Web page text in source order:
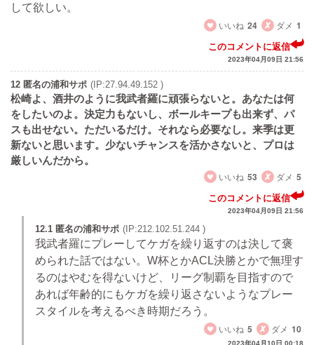
して欲しい。
いいね 24 ダメ 1
このコメントに返信
2023年04月09日 21:56
12 匿名の浦和サポ (IP:27.94.49.152 )
松崎よ、酒井のように我武者羅に頑張らないと。あなたは何
をしたいのよ。決定力もないし、ボールキープも出来ず、パ
スも出せない。ただいるだけ。それなら必要なし。来季は更
新ないと思います。少ないチャンスを活かさないと、プロは
厳しいんだから。
いいね 53 ダメ 5
このコメントに返信
2023年04月09日 21:56
12.1 匿名の浦和サポ (IP:212.102.51.244 )
我武者羅にプレーしてケガを繰り返すのは決して褒
められた話ではない。W杯とかACL決勝とかで無理す
るのはやむを得ないけど、リーグ制覇を目指すので
あれば年齢的にもケガを繰り返さないようなプレー
スタイルを考えるべき時期だろう。
いいね 5 ダメ 10
2023年04月10日 00:18